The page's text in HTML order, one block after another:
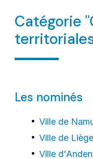
Catégorie
Les nominés
Ville de
Ville de Liège
Ville